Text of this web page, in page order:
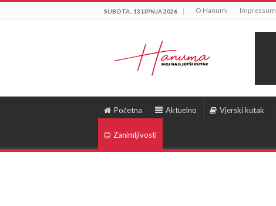
SUBOTA , 13 LIPNJA 2026 O Hanumi Impressum
Početna Aktuelno Vjerski kutak
Zanimljivosti